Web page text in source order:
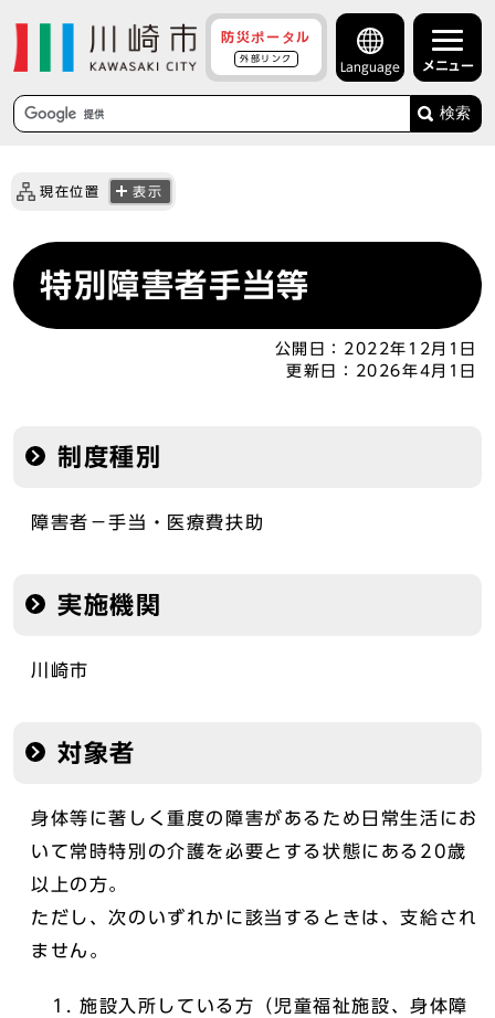
防災ポータル
外部リンク
Language メニュー
検索
現在位置 表示
特別障害者手当等
公開日： 2022年12月1日
更新日：
2026年4月1日
制度種別
障害者－手当・医療費扶助
実施機関
川崎市
対象者
身体等に著しく重度の障害があるため日常生活にお
いて常時特別の介護を必要とする状態にある20歳
以上の方。
ただし、次のいずれかに該当するときは、支給され
ません。
施設入所している方（児童福祉施設、身体障